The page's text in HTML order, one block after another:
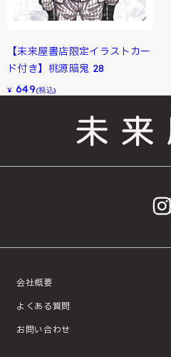
【未来屋書店限定イラストカー
ド付き】桃源暗鬼 28
¥ 649(税込)
会社概要
よくある質問
お問い合わせ